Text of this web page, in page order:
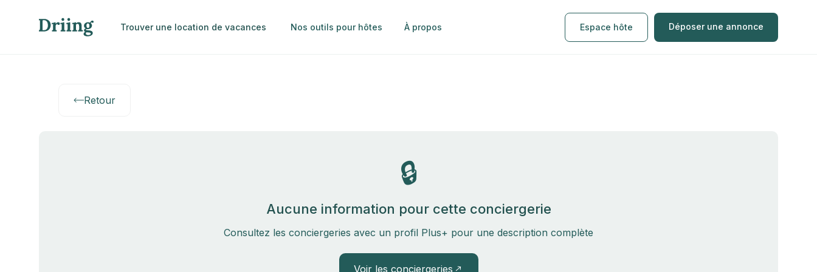
Trouver une location de vacances Nos outils pour hôtes À propos Espace hôte Déposer une annonce
Retour
🔒
Aucune information pour cette conciergerie
Consultez les conciergeries avec un profil Plus+ pour une description complète
Voir les conciergeries